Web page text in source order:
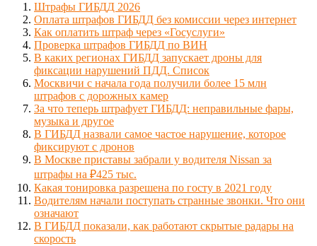
Штрафы ГИБДД 2026
Оплата штрафов ГИБДД без комиссии через интернет
Как оплатить штраф через «Госуслуги»
Проверка штрафов ГИБДД по ВИН
В каких регионах ГИБДД запускает дроны для
фиксации нарушений ПДД. Список
Москвичи с начала года получили более 15 млн
штрафов с дорожных камер
За что теперь штрафует ГИБДД: неправильные фары,
музыка и другое
В ГИБДД назвали самое частое нарушение, которое
фиксируют с дронов
В Москве приставы забрали у водителя Nissan за
штрафы на ₽425 тыс.
Какая тонировка разрешена по госту в 2021 году
Водителям начали поступать странные звонки. Что они
означают
В ГИБДД показали, как работают скрытые радары на
скорость